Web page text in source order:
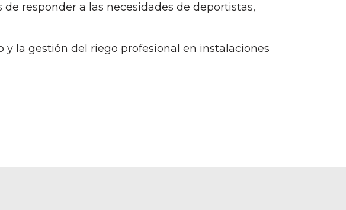
responder a las necesidades de deportistas,
la gestión del riego profesional en instalaciones